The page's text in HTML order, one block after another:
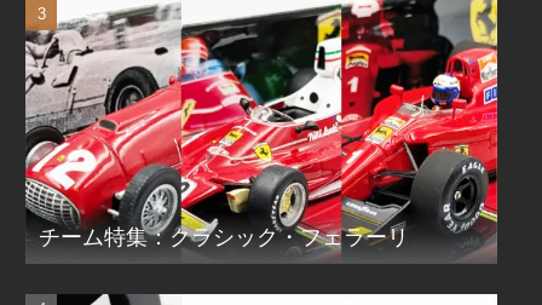
チーム特集：クラシック・フェラーリ